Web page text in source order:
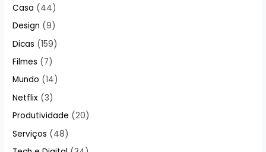
Casa (44)
Design (9)
Dicas (159)
Filmes (7)
Mundo (14)
Netflix (3)
Produtividade (20)
Serviços (48)